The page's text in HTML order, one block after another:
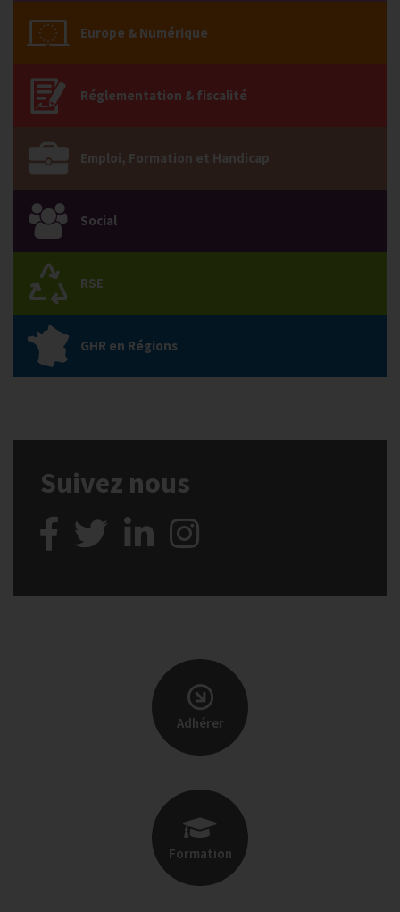
Europe & Numérique
Réglementation & fiscalité
Emploi, Formation et Handicap
Social
RSE
GHR en Régions
Suivez nous
Adhérer
Formation